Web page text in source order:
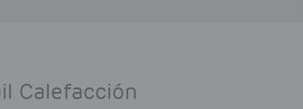
Calefacción